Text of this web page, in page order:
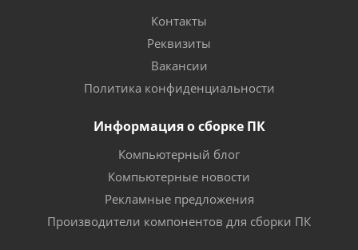
Контакты
Реквизиты
Вакансии
Политика конфиденциальности
Информация о сборке ПК
Компьютерный блог
Компьютерные новости
Рекламные предложения
Производители компонентов для сборки ПК